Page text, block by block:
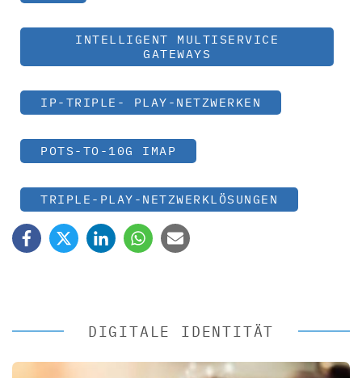
INTELLIGENT MULTISERVICE
GATEWAYS
IP-TRIPLE- PLAY-NETZWERKEN
POTS-TO-10G IMAP
TRIPLE-PLAY-NETZWERKLÖSUNGEN
DIGITALE IDENTITÄT